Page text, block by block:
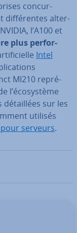
con­cur­
dif­fé­rentes al­ter­
l’A100 et
plus per­for­
Intel
MI210 re­pré­
l’éco­sys­tème
dé­tail­lées sur les
utilisés
serveurs.